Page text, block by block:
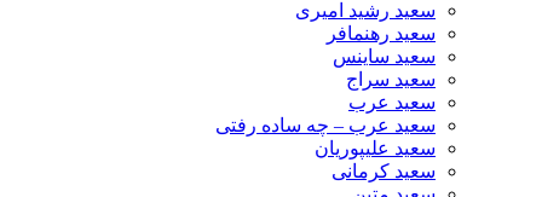
سعید رشید امیری
سعید رهنمافر
سعید ساینس
سعید سراج
سعید عرب
سعید عرب – چه ساده رفتی
سعید علیپوریان
سعید کرمانی